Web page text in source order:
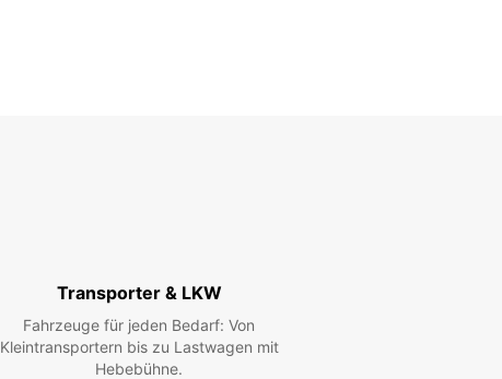
Transporter & LKW
Fahrzeuge für jeden Bedarf: Von
Kleintransportern bis zu Lastwagen mit
Hebebühne.